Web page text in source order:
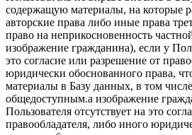
содержащую материалы, на которые
авторские права либо иные права
право на неприкосновенность
изображение гражданина), если у
это согласие или разрешение от
юридически обоснованного права,
материалы в Базу данных, в том числе
общедоступным.а изображение
Пользователя отсутствует на это
правообладателя, либо иного